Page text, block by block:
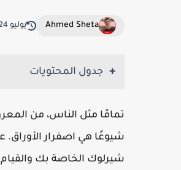
Ahmed Sheta يوليو 24, 2022
جدول المحتويات
تمامًا مثل الناس، من
شيوعًا هي اصفرار الأوراق.
شيرلوك الخاصة بك